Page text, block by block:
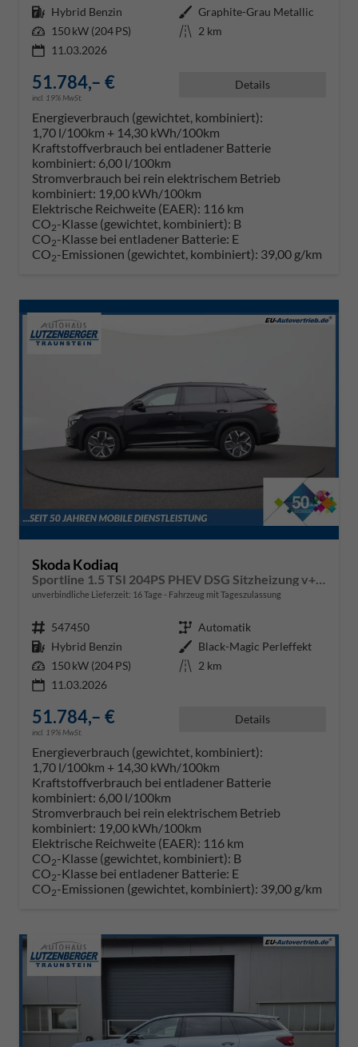
Kraftstoff Hybrid Benzin Außenfarbe Graphite-Grau Metallic
Leistung 150 kW (204 PS) Kilometerstand 2 km
11.03.2026
51.784,– €
incl. 19% MwSt.
Details
Energieverbrauch (gewichtet, kombiniert):
1,70 l/100km + 14,30 kWh/100km
Kraftstoffverbrauch bei entladener Batterie
kombiniert: 6,00 l/100km
Stromverbrauch bei rein elektrischem Betrieb
kombiniert: 19,00 kWh/100km
Elektrische Reichweite (EAER): 116 km
CO2-Klasse (gewichtet, kombiniert): B
CO2-Klasse bei entladener Batterie: E
CO2-Emissionen (gewichtet, kombiniert): 39,00 g/km
Skoda Kodiaq
unverbindliche Lieferzeit: 16 Tage Fahrzeug mit Tageszulassung
Fahrzeugnr. 547450 Getriebe Automatik
Kraftstoff Hybrid Benzin Außenfarbe Black-Magic Perleffekt
Leistung 150 kW (204 PS) Kilometerstand 2 km
11.03.2026
51.784,– €
incl. 19% MwSt.
Details
Energieverbrauch (gewichtet, kombiniert):
1,70 l/100km + 14,30 kWh/100km
Kraftstoffverbrauch bei entladener Batterie
kombiniert: 6,00 l/100km
Stromverbrauch bei rein elektrischem Betrieb
kombiniert: 19,00 kWh/100km
Elektrische Reichweite (EAER): 116 km
CO2-Klasse (gewichtet, kombiniert): B
CO2-Klasse bei entladener Batterie: E
CO2-Emissionen (gewichtet, kombiniert): 39,00 g/km